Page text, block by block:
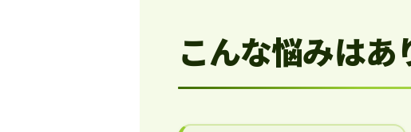
こんな悩みはあ